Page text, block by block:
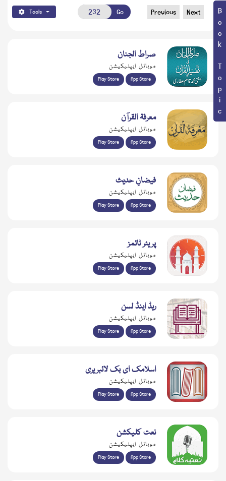
Book Topic
Tools Go Previous Next
صراط الجنان
موبائل ایپلیکیشن
Play Store App Store
معرفۃ القرآن
موبائل ایپلیکیشن
Play Store App Store
فیضانِ حدیث
موبائل ایپلیکیشن
Play Store App Store
پریئر ٹائمز
موبائل ایپلیکیشن
Play Store App Store
ریڈ اینڈ لسن
موبائل ایپلیکیشن
Play Store App Store
اسلامک ای بک لائبریری
موبائل ایپلیکیشن
Play Store App Store
نعت کلیکشن
موبائل ایپلیکیشن
Play Store App Store